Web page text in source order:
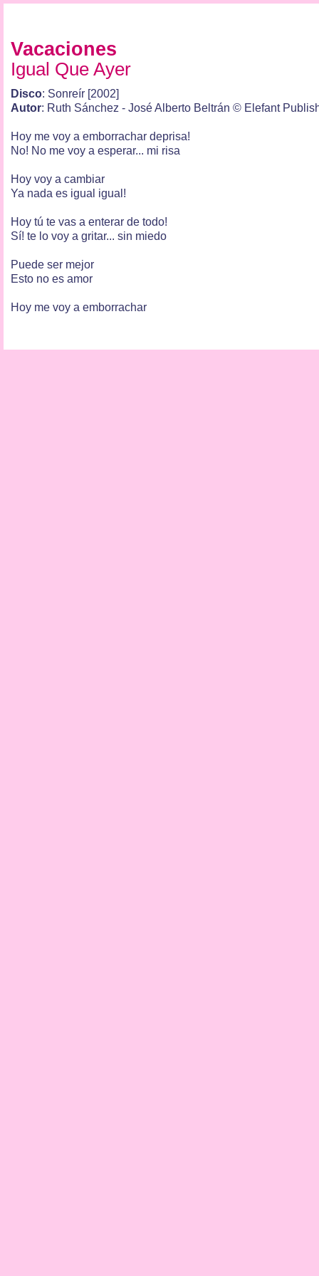
Vacaciones
Igual Que Ayer
Disco: Sonreír [2002]
Autor: Ruth Sánchez - José Alberto Beltrán © Elefant
Hoy me voy a emborrachar deprisa!
No! No me voy a esperar... mi risa
Hoy voy a cambiar
Ya nada es igual igual!
Hoy tú te vas a enterar de todo!
Sí! te lo voy a gritar... sin miedo
Puede ser mejor
Esto no es amor
Hoy me voy a emborrachar